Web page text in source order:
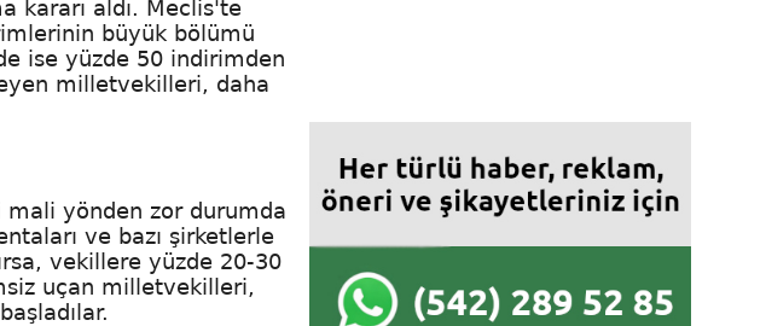
kararı aldı. Meclis'te
büyük bölümü
ise yüzde 50 indirimden
milletvekilleri, daha
yönden zor durumda
ve bazı şirketlerle
vekillere yüzde 20-30
uçan milletvekilleri,